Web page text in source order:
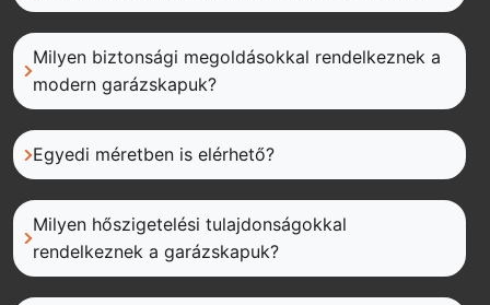
Milyen biztonsági megoldásokkal rendelkeznek a
modern garázskapuk?
Egyedi méretben is elérhető?
Milyen hőszigetelési tulajdonságokkal
rendelkeznek a garázskapuk?